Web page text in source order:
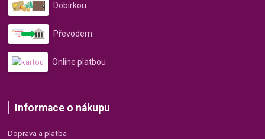
Dobírkou
Převodem
Online platbou
Informace o nákupu
Doprava a platba